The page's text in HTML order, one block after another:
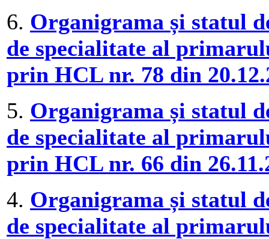
6. Organigrama și statul
de specialitate al
prin HCL nr. 78 din
5. Organigrama și statul
de specialitate al
prin HCL nr. 66 din
4. Organigrama și statul
de specialitate al